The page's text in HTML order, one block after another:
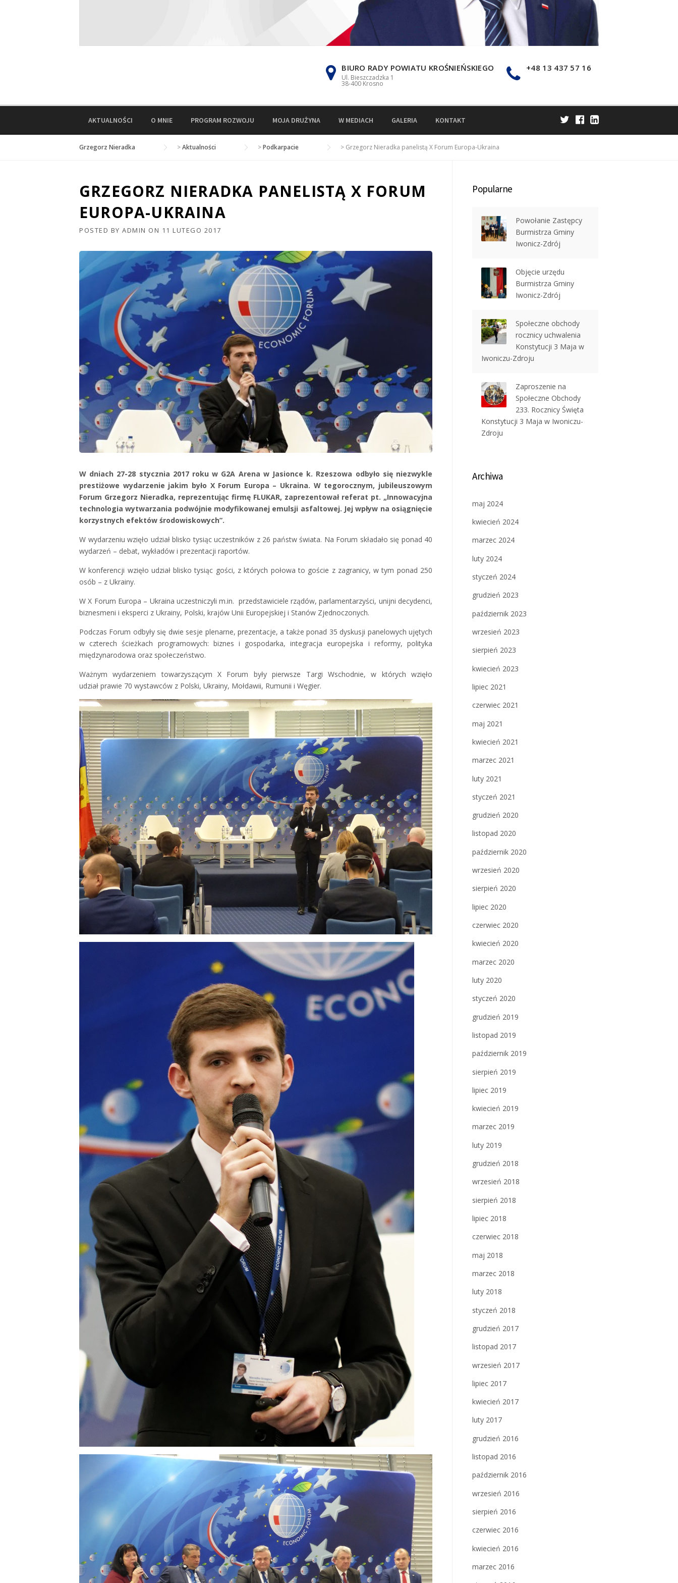
BIURO RADY POWIATU KROŚNIEŃSKIEGO
Ul. Bieszczadzka 1
38-400 Krosno
+48 13 437 57 16
AKTUALNOŚCI O MNIE PROGRAM ROZWOJU MOJA DRUŻYNA W MEDIACH GALERIA KONTAKT
Grzegorz Nieradka >Aktualności >Podkarpacie > Grzegorz Nieradka panelistą X Forum Europa-Ukraina
GRZEGORZ NIERADKA PANELISTĄ X FORUM
EUROPA-UKRAINA
POSTED BY ADMIN ON 11 LUTEGO 2017
W dniach 27-28 stycznia 2017 roku w G2A Arena w Jasionce k. Rzeszowa odbyło się niezwykle
prestiżowe wydarzenie jakim było X Forum Europa – Ukraina. W tegorocznym, jubileuszowym
Forum Grzegorz Nieradka, reprezentując firmę FLUKAR, zaprezentował referat pt. „Innowacyjna
technologia wytwarzania podwójnie modyfikowanej emulsji asfaltowej. Jej wpływ na osiągnięcie
korzystnych efektów środowiskowych”.
W wydarzeniu wzięło udział blisko tysiąc uczestników z 26 państw świata. Na Forum składało się ponad 40
wydarzeń – debat, wykładów i prezentacji raportów.
W konferencji wzięło udział blisko tysiąc gości, z których połowa to goście z zagranicy, w tym ponad 250
osób – z Ukrainy.
W X Forum Europa – Ukraina uczestniczyli m.in. przedstawiciele rządów, parlamentarzyści, unijni decydenci,
biznesmeni i eksperci z Ukrainy, Polski, krajów Unii Europejskiej i Stanów Zjednoczonych.
Podczas Forum odbyły się dwie sesje plenarne, prezentacje, a także ponad 35 dyskusji panelowych ujętych
w czterech ścieżkach programowych: biznes i gospodarka, integracja europejska i reformy, polityka
międzynarodowa oraz społeczeństwo.
Ważnym wydarzeniem towarzyszącym X Forum były pierwsze Targi Wschodnie, w których wzięło
udział prawie 70 wystawców z Polski, Ukrainy, Mołdawii, Rumunii i Węgier.
Popularne
Powołanie Zastępcy
Burmistrza Gminy
Iwonicz-Zdrój
Objęcie urzędu
Burmistrza Gminy
Iwonicz-Zdrój
Społeczne obchody
rocznicy uchwalenia
Konstytucji 3 Maja w
Iwoniczu-Zdroju
Zaproszenie na
Społeczne Obchody
233. Rocznicy Święta
Konstytucji 3 Maja w Iwoniczu-
Zdroju
Archiwa
maj 2024
kwiecień 2024
marzec 2024
luty 2024
styczeń 2024
grudzień 2023
październik 2023
wrzesień 2023
sierpień 2023
kwiecień 2023
lipiec 2021
czerwiec 2021
maj 2021
kwiecień 2021
marzec 2021
luty 2021
styczeń 2021
grudzień 2020
listopad 2020
październik 2020
wrzesień 2020
sierpień 2020
lipiec 2020
czerwiec 2020
kwiecień 2020
marzec 2020
luty 2020
styczeń 2020
grudzień 2019
listopad 2019
październik 2019
sierpień 2019
lipiec 2019
kwiecień 2019
marzec 2019
luty 2019
grudzień 2018
wrzesień 2018
sierpień 2018
lipiec 2018
czerwiec 2018
maj 2018
marzec 2018
luty 2018
styczeń 2018
grudzień 2017
listopad 2017
wrzesień 2017
lipiec 2017
kwiecień 2017
luty 2017
grudzień 2016
listopad 2016
październik 2016
wrzesień 2016
sierpień 2016
czerwiec 2016
kwiecień 2016
marzec 2016